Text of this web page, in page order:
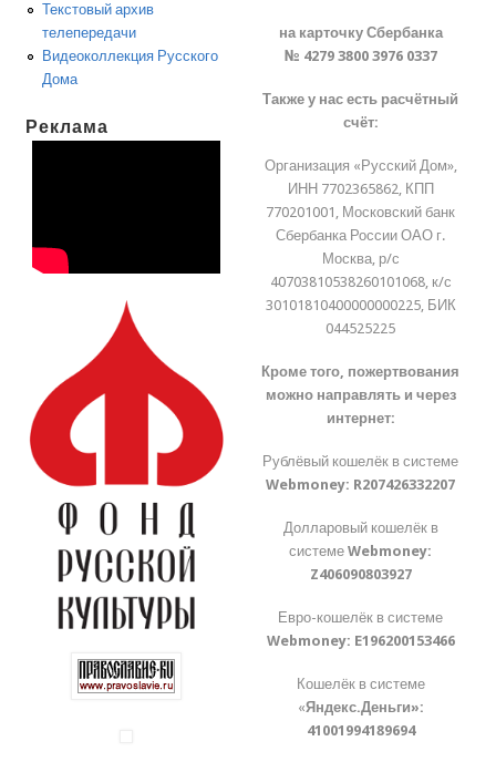
Текстовый архив
телепередачи
Видеоколлекция Русского
Дома
Реклама
на карточку Сбербанка
№ 4279 3800 3976 0337
Также у нас есть расчётный
счёт:
Организация «Русский Дом»,
ИНН 7702365862, КПП
770201001, Московский банк
Сбербанка России ОАО г.
Москва, р/с
40703810538260101068, к/с
30101810400000000225, БИК
044525225
Кроме того, пожертвования
можно направлять и через
интернет:
Рублёвый кошелёк в системе
Webmoney: R207426332207
Долларовый кошелёк в
системеWebmoney:
Z406090803927
Евро-кошелёк в системе
Webmoney: E196200153466
Кошелёк в системе
«Яндекс.Деньги»:
41001994189694